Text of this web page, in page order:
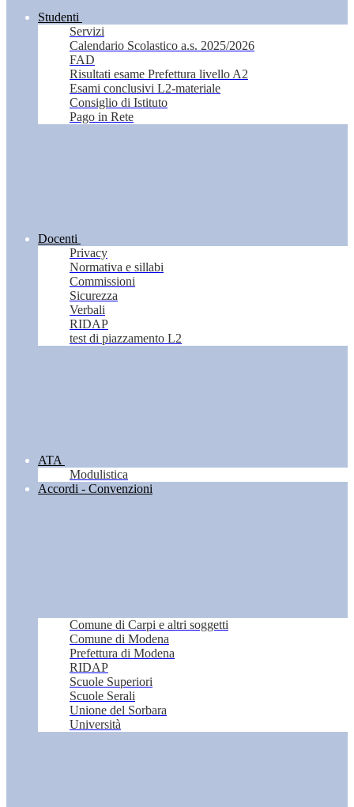
Studenti
Servizi
Calendario Scolastico a.s. 2025/2026
FAD
Risultati esame Prefettura livello A2
Esami conclusivi L2-materiale
Consiglio di Istituto
Pago in Rete
Docenti
Privacy
Normativa e sillabi
Commissioni
Sicurezza
Verbali
RIDAP
test di piazzamento L2
ATA
Modulistica
Accordi - Convenzioni
Comune di Carpi e altri soggetti
Comune di Modena
Prefettura di Modena
RIDAP
Scuole Superiori
Scuole Serali
Unione del Sorbara
Università